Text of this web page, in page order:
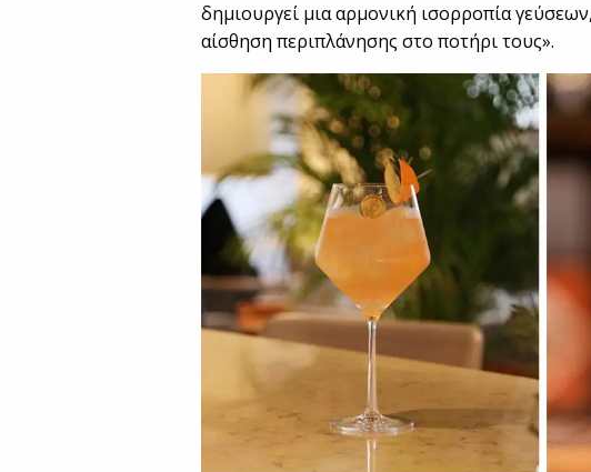
δημιουργεί μια αρμονική ισορροπία
αίσθηση περιπλάνησης στο ποτήρι τους».